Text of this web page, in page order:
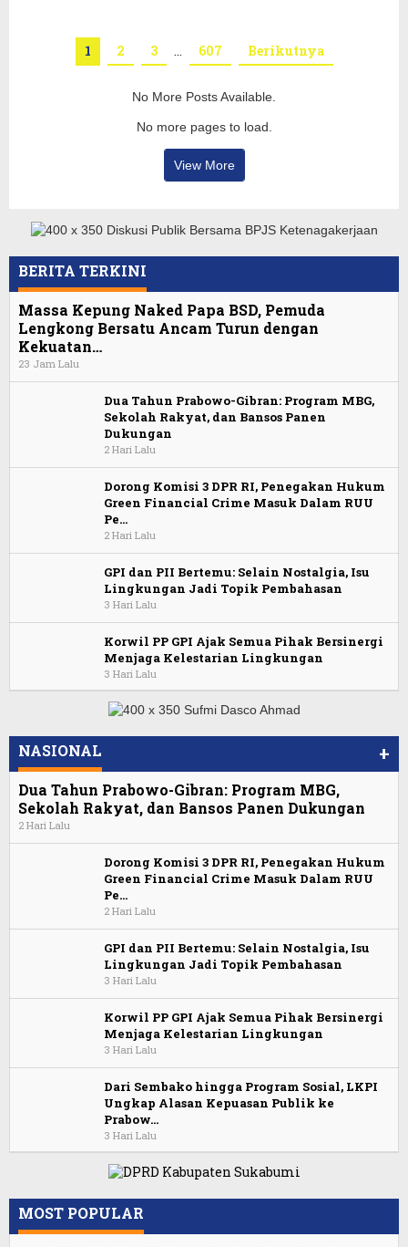
1 2 3 … 607 Berikutnya
No More Posts Available.
No more pages to load.
View More
BERITA TERKINI
Massa Kepung Naked Papa BSD, Pemuda
Lengkong Bersatu Ancam Turun dengan
Kekuatan…
23 Jam Lalu
Dua Tahun Prabowo-Gibran: Program MBG,
Sekolah Rakyat, dan Bansos Panen
Dukungan
2 Hari Lalu
Dorong Komisi 3 DPR RI, Penegakan Hukum
Green Financial Crime Masuk Dalam RUU
Pe…
2 Hari Lalu
GPI dan PII Bertemu: Selain Nostalgia, Isu
Lingkungan Jadi Topik Pembahasan
3 Hari Lalu
Korwil PP GPI Ajak Semua Pihak Bersinergi
Menjaga Kelestarian Lingkungan
3 Hari Lalu
NASIONAL +
Dua Tahun Prabowo-Gibran: Program MBG,
Sekolah Rakyat, dan Bansos Panen Dukungan
2 Hari Lalu
Dorong Komisi 3 DPR RI, Penegakan Hukum
Green Financial Crime Masuk Dalam RUU
Pe…
2 Hari Lalu
GPI dan PII Bertemu: Selain Nostalgia, Isu
Lingkungan Jadi Topik Pembahasan
3 Hari Lalu
Korwil PP GPI Ajak Semua Pihak Bersinergi
Menjaga Kelestarian Lingkungan
3 Hari Lalu
Dari Sembako hingga Program Sosial, LKPI
Ungkap Alasan Kepuasan Publik ke
Prabow…
3 Hari Lalu
MOST POPULAR